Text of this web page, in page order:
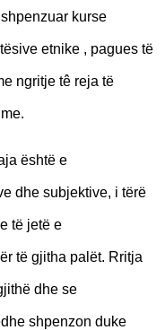
kurse
etnike , pagues të
ngritje tê reja të
është e
dhe subjektive, i tërë
të jetë e
të gjitha palët. Rritja
dhe se
shpenzon duke